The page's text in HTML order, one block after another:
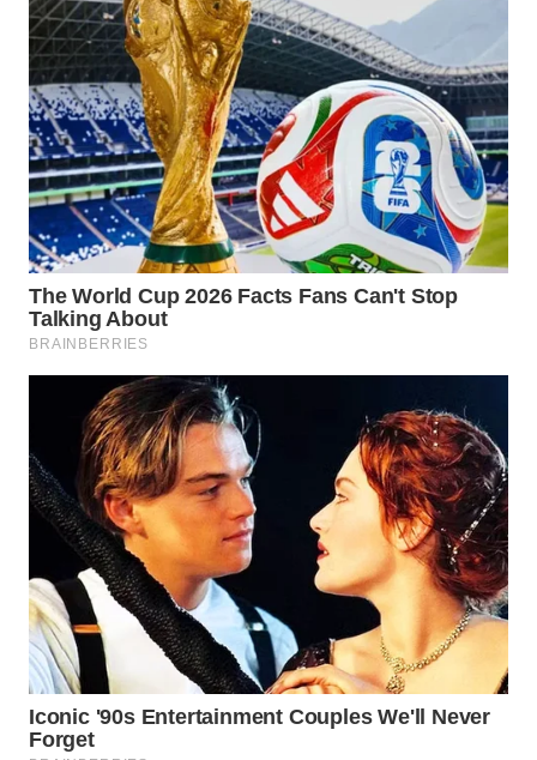
WN
KARO
WN
SIMALUNGUN
WN
LABUHANBATU
WN
TAPANULI
WN DELI
SERDANG
WN
TEBING
TINGGI
WN
PAKPAK
WN
KARAWANG